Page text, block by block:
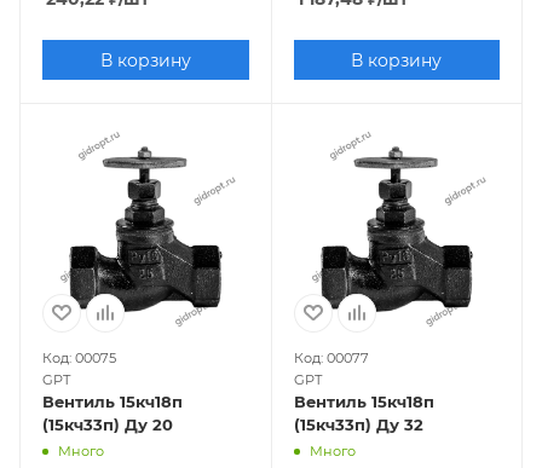
В корзину В корзину
Код: 00075
GPT
Вентиль 15кч18п
(15кч33п) Ду 20
Много
Код: 00077
GPT
Вентиль 15кч18п
(15кч33п) Ду 32
Много